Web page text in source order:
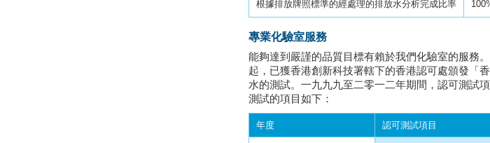
根據排放牌照標準的經處理的排放水分析完成比率
專業化驗室服務
能夠達到嚴謹的品質目標有賴於我們化驗室的服務
起，已獲香港創新科技署轄下的香港認可處頒發「
水的測試。一九九九至二零一二年期間，認可測試
測試的項目如下：
年度 認可測試項目